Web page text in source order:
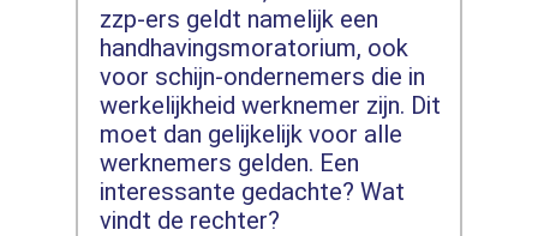
zzp-ers geldt namelijk een
handhavingsmoratorium, ook
voor schijn-ondernemers die in
werkelijkheid werknemer zijn. Dit
moet dan gelijkelijk voor alle
werknemers gelden. Een
interessante gedachte? Wat
vindt de rechter?